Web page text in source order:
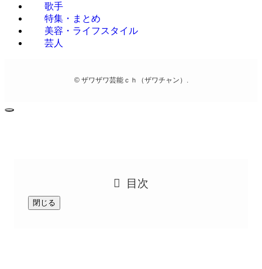
歌手
特集・まとめ
美容・ライフスタイル
芸人
©ザワザワ芸能ｃｈ（ザワチャン）.
目次
閉じる